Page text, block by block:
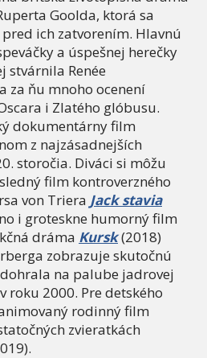
Goolda, ktorá sa
ich zatvorením. Hlavnú
a úspešnej herečky
stvárnila Renée
za ňu mnoho ocenení
i Zlatého glóbusu.
dokumentárny film
z najzásadnejších
storočia. Diváci si môžu
film kontroverzného
von Triera Jack stavia
i groteskne humorný film
dráma Kursk(2018)
zobrazuje skutočnú
na palube jadrovej
roku 2000. Pre detského
rodinný film
zvieratkách